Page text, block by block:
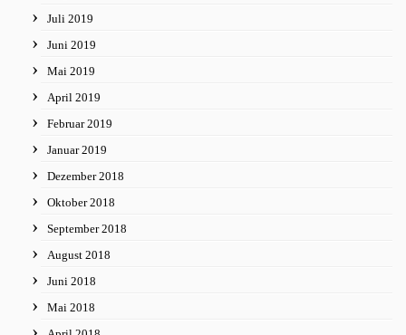
Juli 2019
Juni 2019
Mai 2019
April 2019
Februar 2019
Januar 2019
Dezember 2018
Oktober 2018
September 2018
August 2018
Juni 2018
Mai 2018